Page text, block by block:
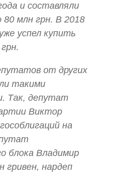
и составляли
млн грн. В 2018
успел купить
от других
такими
Так, депутат
Виктор
на
блока Владимир
гривен, нардеп